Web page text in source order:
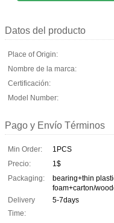
Datos del producto
Place of Origin:
Nombre de la marca:
Certificación:
Model Number:
Pago y Envío Términos
Min Order:
1PCS
Precio:
1$
Packaging:
bearing+thin
foam+carton/
Delivery
Time:
5-7days